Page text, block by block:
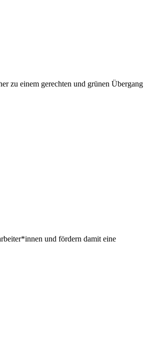
zu einem gerechten und grünen Übergang
und fördern damit eine